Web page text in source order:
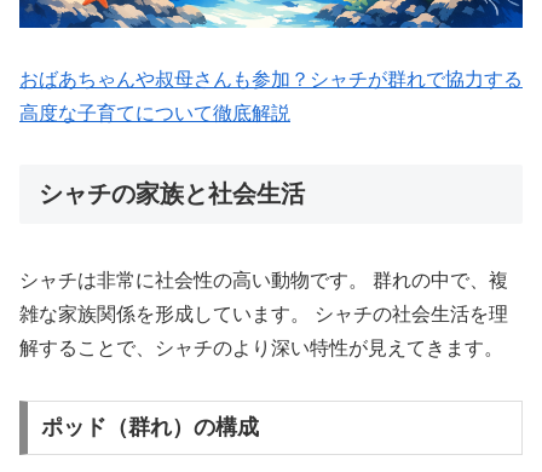
おばあちゃんや叔母さんも参加？シャチが群れで協力する
高度な子育てについて徹底解説
シャチの家族と社会生活
シャチは非常に社会性の高い動物です。 群れの中で、複
雑な家族関係を形成しています。 シャチの社会生活を理
解することで、シャチのより深い特性が見えてきます。
ポッド（群れ）の構成